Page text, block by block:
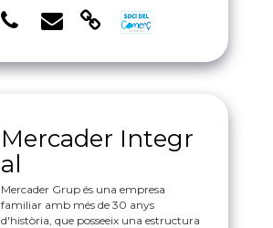
Mercader Integr
al
Mercader Grup és una empresa
familiar amb més de 30 anys
d'història, que posseeix una estructura